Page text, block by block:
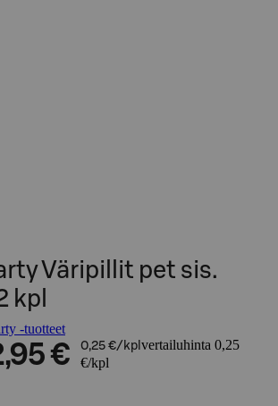
Väripillit pet sis.
kpl
-tuotteet
€ 0,25 €/kpl vertailuhinta 0,25
€/kpl